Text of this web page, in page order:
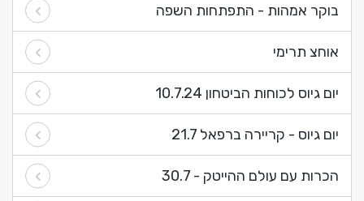
בוקר אמהות - התפתחות השפה
אוחצ תרימי
יום גיוס לכוחות הביטחון 10.7.24
יום גיוס - קריירה ברפאל 21.7
הכרות עם עולם ההייטק - 30.7